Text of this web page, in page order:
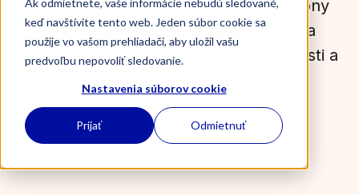
keď navštívite tento web. Jeden súbor cookie sa
použije vo vašom prehliadači, aby uložil vašu
predvoľbu nepovoliť sledovanie.
Nastavenia súborov cookie
Prijať Odmietnuť
Najnovšie informácie zo sveta Harmony
ako aj tipy a trendy v oblasti rozvoja
angličtiny, nemčiny, či rozvoja osobnosti a